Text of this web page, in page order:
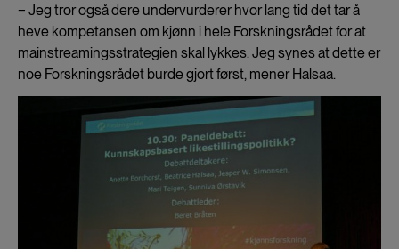
− Jeg tror også dere undervurderer hvor lang tid det tar å
heve kompetansen om kjønn i hele Forskningsrådet for at
mainstreamingsstrategien skal lykkes. Jeg synes at dette er
noe Forskningsrådet burde gjort først, mener Halsaa.